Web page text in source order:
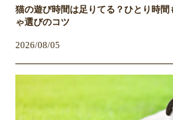
猫の遊び時間は足りてる？ひとり時
ゃ選びのコツ
2026/08/05